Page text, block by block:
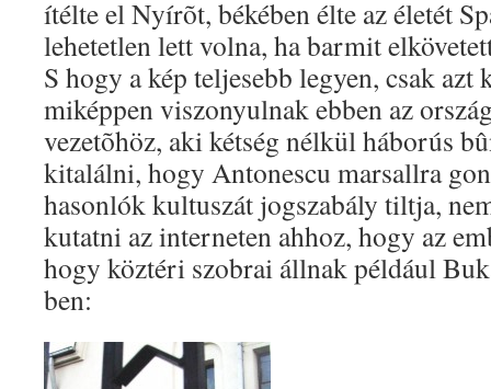
ítélte el Nyírõt, békében élte az életét
lehetetlen lett volna, ha barmit
S hogy a kép teljesebb legyen, csak
miképpen viszonyulnak ebben az
vezetõhöz, aki kétség nélkül háborús
kitalálni, hogy Antonescu marsallra
hasonlók kultuszát jogszabály tiltja,
kutatni az interneten ahhoz, hogy az
hogy köztéri szobrai állnak például
ben: